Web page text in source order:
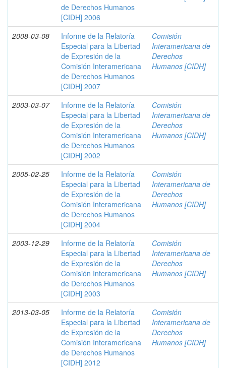
de Derechos Humanos
[CIDH] 2006
2008-03-08
Informe de la Relatoría
Especial para la Libertad
de Expresión de la
Comisión Interamericana
de Derechos Humanos
[CIDH] 2007
Comisión
Interamericana de
Derechos
Humanos [CIDH]
2003-03-07
Informe de la Relatoría
Especial para la Libertad
de Expresión de la
Comisión Interamericana
de Derechos Humanos
[CIDH] 2002
Comisión
Interamericana de
Derechos
Humanos [CIDH]
2005-02-25
Informe de la Relatoría
Especial para la Libertad
de Expresión de la
Comisión Interamericana
de Derechos Humanos
[CIDH] 2004
Comisión
Interamericana de
Derechos
Humanos [CIDH]
2003-12-29
Informe de la Relatoría
Especial para la Libertad
de Expresión de la
Comisión Interamericana
de Derechos Humanos
[CIDH] 2003
Comisión
Interamericana de
Derechos
Humanos [CIDH]
2013-03-05
Informe de la Relatoría
Especial para la Libertad
de Expresión de la
Comisión Interamericana
de Derechos Humanos
[CIDH] 2012
Comisión
Interamericana de
Derechos
Humanos [CIDH]